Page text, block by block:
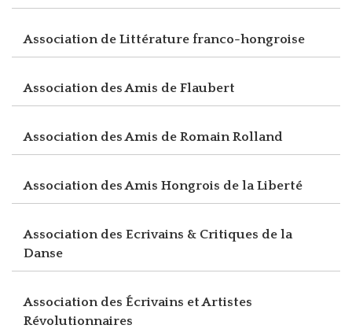
Association de Littérature franco-hongroise
Association des Amis de Flaubert
Association des Amis de Romain Rolland
Association des Amis Hongrois de la Liberté
Association des Ecrivains & Critiques de la
Danse
Association des Écrivains et Artistes
Révolutionnaires